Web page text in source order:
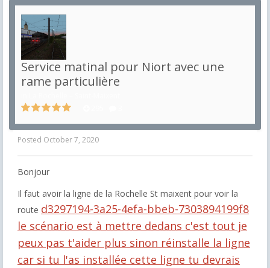
Service matinal pour Niort avec une
rame particulière
Posted October 7, 2020
Bonjour
Il faut avoir la ligne de la Rochelle St maixent pour voir la
route d3297194-3a25-4efa-bbeb-7303894199f8
le scénario est à mettre dedans c'est tout je
peux pas t'aider plus sinon réinstalle la ligne
car si tu l'as installée cette ligne tu devrais